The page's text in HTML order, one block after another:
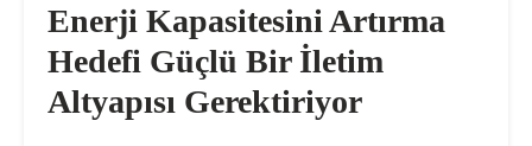
Enerji Kapasitesini Artırma
Hedefi Güçlü Bir İletim
Altyapısı Gerektiriyor